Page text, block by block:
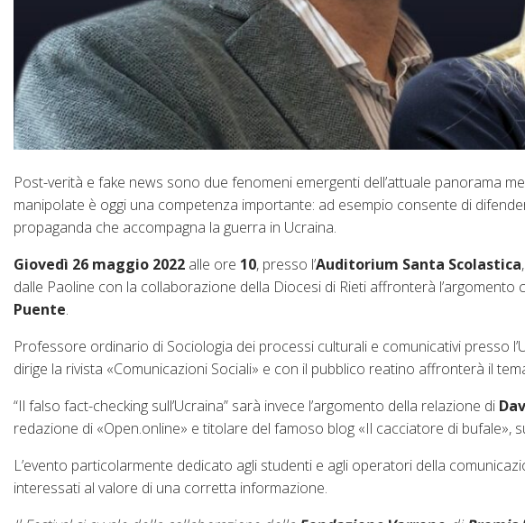
Post-verità e fake news sono due fenomeni emergenti dell’attuale panorama
manipolate è oggi una competenza importante: ad esempio consente di
propaganda che accompagna la guerra in Ucraina.
Giovedì 26 maggio 2022 alle ore 10, presso l’Auditorium Santa Scolastica
dalle Paoline con la collaborazione della Diocesi di Rieti affronterà l’argomento
Puente.
Professore ordinario di Sociologia dei processi culturali e comunicativi presso
dirige la rivista «Comunicazioni Sociali» e con il pubblico reatino affronterà il
“Il falso fact-checking sull’Ucraina” sarà invece l’argomento della relazione di
redazione di «Open.online» e titolare del famoso blog «Il cacciatore di bufale»,
L’evento particolarmente dedicato agli studenti e agli operatori della
interessati al valore di una corretta informazione.